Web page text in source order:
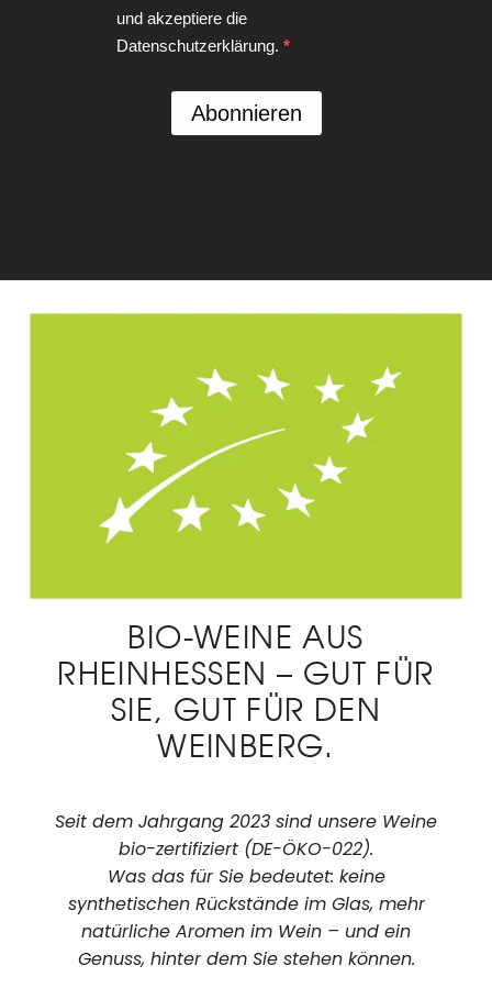
und akzeptiere die
Datenschutzerklärung.
Abonnieren
BIO-WEINE AUS
RHEINHESSEN – GUT FÜR
SIE, GUT FÜR DEN
WEINBERG.
Seit dem Jahrgang 2023 sind unsere Weine
bio-zertifiziert (DE-ÖKO-022).
Was das für Sie bedeutet: keine
synthetischen Rückstände im Glas, mehr
natürliche Aromen im Wein – und ein
Genuss, hinter dem Sie stehen können.